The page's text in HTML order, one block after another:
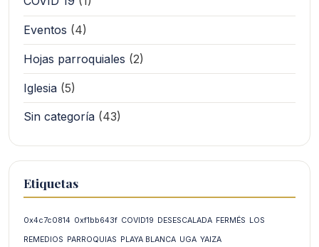
Eventos (4)
Hojas parroquiales (2)
Iglesia (5)
Sin categoría (43)
Etiquetas
0x4c7c0814 0xf1bb643f COVID19 DESESCALADA FERMÉS LOS
REMEDIOS PARROQUIAS PLAYA BLANCA UGA YAIZA